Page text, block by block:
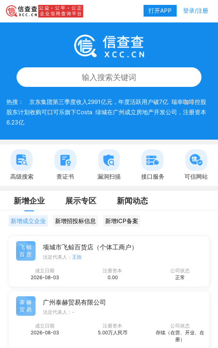
打开APP 登录/注册
热搜： 京东集团第三季度收入2991亿元，年度活跃用户破7亿 瑞幸咖啡控股
股东计划收购可口可乐旗下Costa 绿城在广州成立房地产开发公司，注册资本
6.23亿
高级搜索 查证书 漏洞扫描 接口服务 可信网站
新增企业 展示专区 新闻动态
新增成立企业 新增招投标信息 新增ICP备案
飞鲸
百货
项城市飞鲸百货店（个体工商户）
法定代表人： 王欣
成立日期
2026-08-03
注册资本
0.00
公司状态
正常
泰赫
贸易
广州泰赫贸易有限公司
法定代表人： -
成立日期
2026-08-03
注册资本
5.00万人民币
公司状态
存续（在营、开业、在
册）